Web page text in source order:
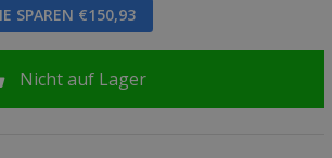
SPAREN €150,93
Nicht auf Lager